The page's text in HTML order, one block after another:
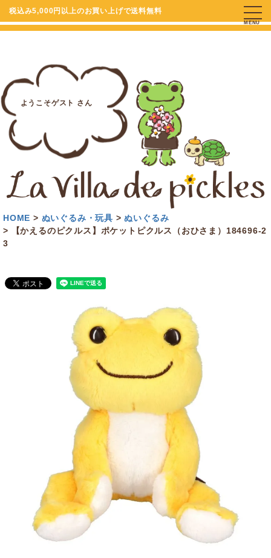
税込み5,000円以上のお買い上げで送料無料
ようこそゲスト さん
MENU
HOME ぬいぐるみ・玩具
ぬいぐるみ
【かえるのピクルス】ポケットピクルス（おひさま）184696-2
3